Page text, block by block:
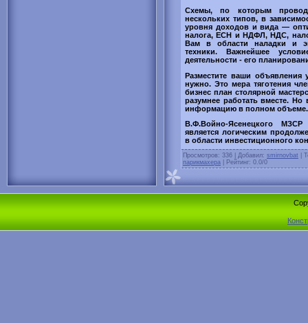
Схемы, по которым
нескольких типов, в
уровня доходов и вида —
налога, ЕСН и НДФЛ, НДС,
Вам в области наладки и
техники. Важнейшее
деятельности - его
Разместите ваши
нужно. Это мера тяготения
бизнес план столярной
разумнее работать вместе.
информацию в полном объеме.
В.Ф.Войно-Ясенецкого
является логическим
в области инвестиционного
Просмотров: 336 | Добавил: smirnovbat
парикмахера
Рейтинг: 0.0/0